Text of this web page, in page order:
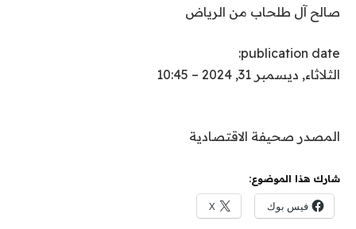
صالح آل طلحاب من الرياض
publication date:
الثلاثاء, ديسمبر 31, 2024 – 10:45
المصدر صحيفة الاقتصادية
شارك هذا الموضوع:
فيس بوك X